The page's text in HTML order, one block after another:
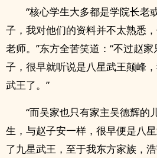
“核心学生大多都是学院长老
子，我对他们的资料并不太熟悉
老师。”东方全苦笑道：“不过赵
子，很早就听说是八星武王颠峰
武王了。”
“而吴家也只有家主吴德辉的
生，与赵子安一样，很早便是八
了九星武王，至于我东方家族，